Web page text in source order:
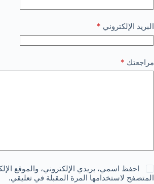
البريد الإلكتروني *
مراجعتك *
احفظ اسمي، بريدي الإلكتروني، والموقع
المتصفح لاستخدامها المرة المقبلة في تعليقي.